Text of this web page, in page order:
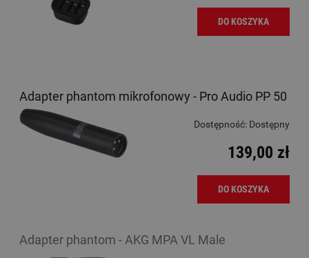
DO KOSZYKA
Adapter phantom mikrofonowy - Pro Audio PP 50
Dostępność: Dostępny
139,00 zł
DO KOSZYKA
Adapter phantom - AKG MPA VL Male